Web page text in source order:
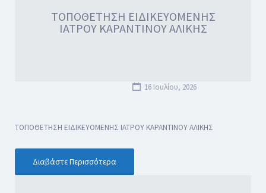
ΤΟΠΟΘΕΤΗΣΗ ΕΙΔΙΚΕΥΟΜΕΝΗΣ
ΙΑΤΡΟΥ ΚΑΡΑΝΤΙΝΟΥ ΑΛΙΚΗΣ
16 Ιουλίου, 2026
ΤΟΠΟΘΕΤΗΣΗ ΕΙΔΙΚΕΥΟΜΕΝΗΣ ΙΑΤΡΟΥ ΚΑΡΑΝΤΙΝΟΥ ΑΛΙΚΗΣ
Διαβάστε Περισσότερα